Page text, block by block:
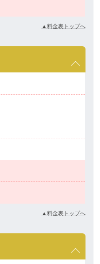
▲料金表トップへ
▲料金表トップへ